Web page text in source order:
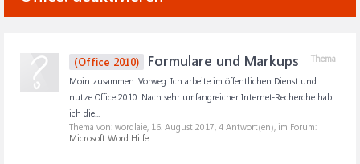
Thema
(Office 2010) Formulare und Markups
Moin zusammen. Vorweg: Ich arbeite im öffentlichen Dienst und
nutze Office 2010. Nach sehr umfangreicher Internet-Recherche hab
ich die...
Thema von: wordlaie, 16. August 2017, 4 Antwort(en), im Forum:
Microsoft Word Hilfe